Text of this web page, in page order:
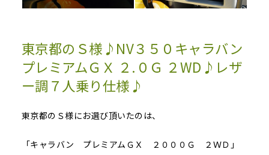
東京都のＳ様♪NV３５０キャラバン
プレミアムＧＸ ２.０Ｇ ２WD♪レザ
ー調７人乗り仕様♪
東京都のＳ様にお選び頂いたのは、
「キャラバン プレミアムＧＸ ２０００Ｇ ２ＷＤ」